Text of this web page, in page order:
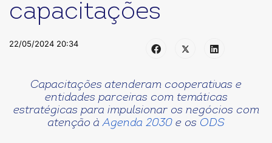
capacitações
22/05/2024 20:34
Capacitações atenderam cooperativas e
entidades parceiras com temáticas
estratégicas para impulsionar os negócios com
atenção àAgenda 2030e os ODS